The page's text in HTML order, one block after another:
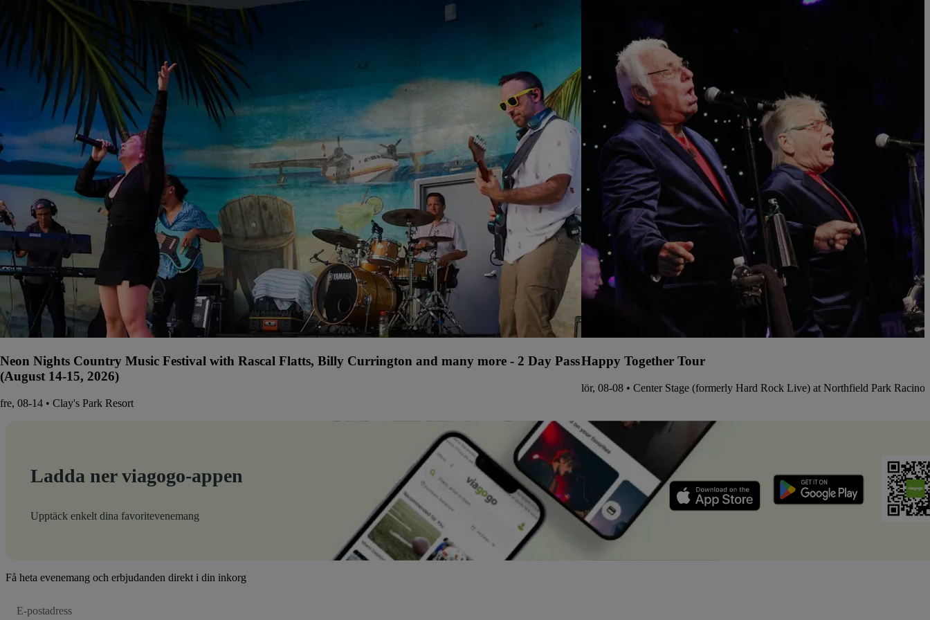
Neon Nights Country Music Festival with Rascal Flatts, Billy Currington and many more - 2 Day Pass
(August 14-15, 2026)
fre, 08-14 • Clay's Park Resort
Happy Together Tour
lör, 08-08 • Center Stage (formerly Hard Rock Live) at Northfield Park Racino
Ladda ner viagogo-appen
Upptäck enkelt dina favoritevenemang
Få heta evenemang och erbjudanden direkt i din inkorg
postadress